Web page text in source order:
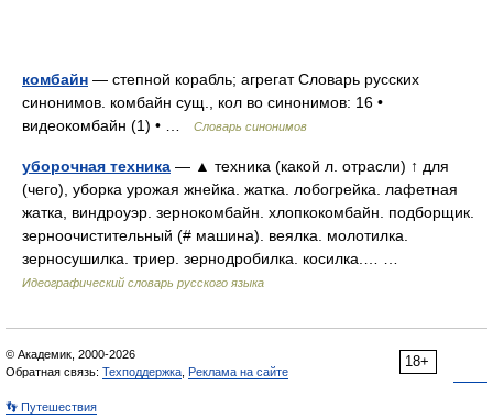
комбайн — степной корабль; агрегат Словарь русских
синонимов. комбайн сущ., кол во синонимов: 16 •
видеокомбайн (1) • …
Словарь синонимов
уборочная техника — ▲ техника (какой л. отрасли) ↑ для
(чего), уборка урожая жнейка. жатка. лобогрейка. лафетная
жатка, виндроуэр. зернокомбайн. хлопкокомбайн. подборщик.
зерноочистительный (# машина). веялка. молотилка.
зерносушилка. триер. зернодробилка. косилка.… …
Идеографический словарь русского языка
18+
© Академик, 2000-2026
Обратная связь: Техподдержка Реклама на сайте
👣 Путешествия